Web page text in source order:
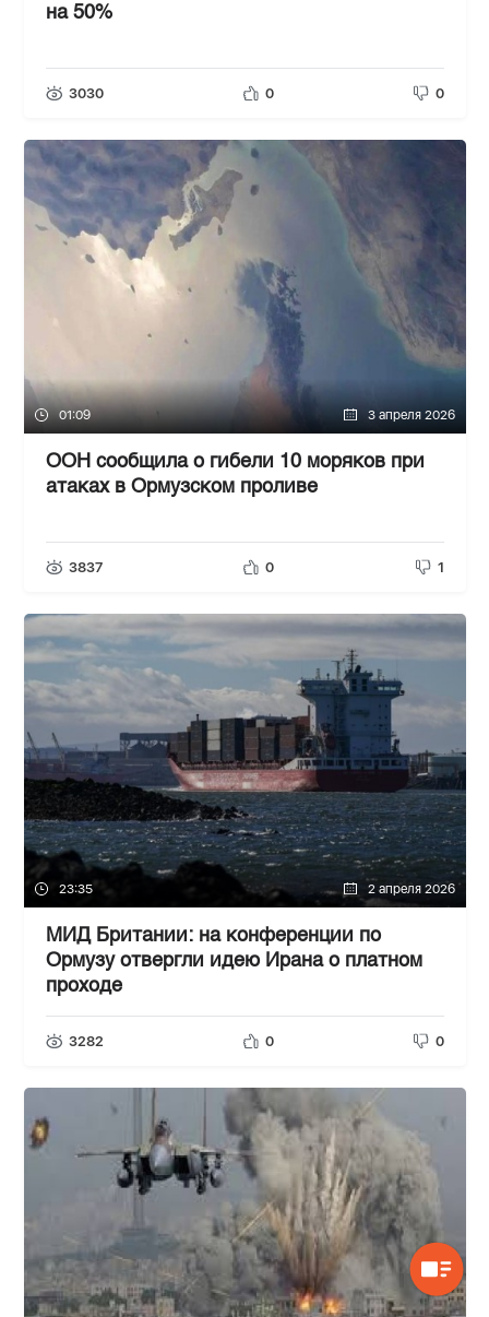
на 50%
3030 0 0
01:09 3 апреля 2026
ООН сообщила о гибели 10 моряков при
атаках в Ормузском проливе
3837 0 1
23:35 2 апреля 2026
МИД Британии: на конференции по
Ормузу отвергли идею Ирана о платном
проходе
3282 0 0